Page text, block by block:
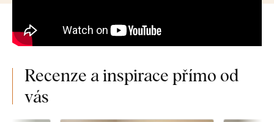
Recenze a inspirace přímo od
vás